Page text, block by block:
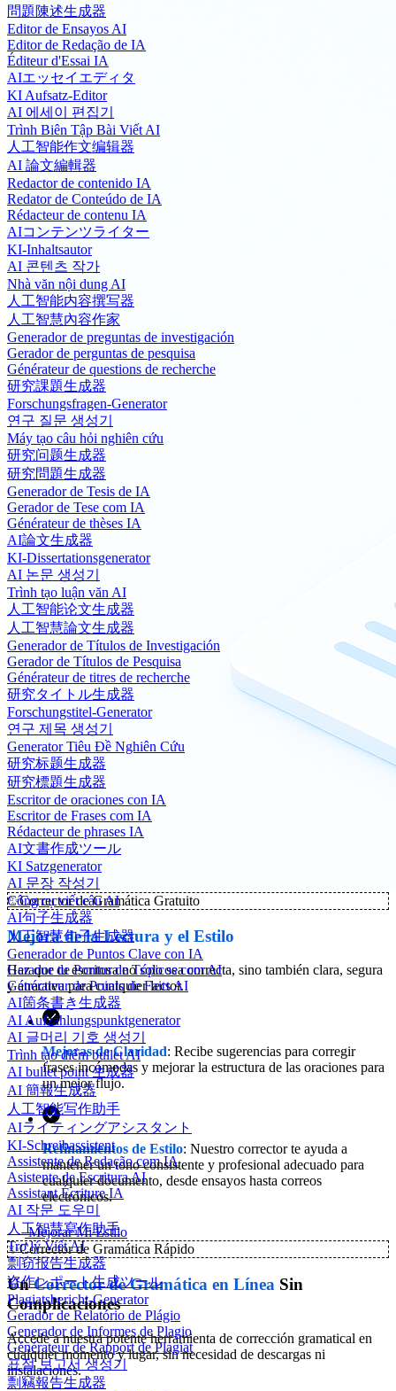
問題陳述生成器
Editor de Ensayos AI
Editor de Redação de IA
Éditeur d'Essai IA
AIエッセイエディタ
KI Aufsatz-Editor
AI 에세이 편집기
Trình Biên Tập Bài Viết AI
人工智能作文编辑器
AI 論文編輯器
Redactor de contenido IA
Redator de Conteúdo de IA
Rédacteur de contenu IA
AIコンテンツライター
KI-Inhaltsautor
AI 콘텐츠 작가
Nhà văn nội dung AI
人工智能内容撰写器
人工智慧內容作家
Generador de preguntas de investigación
Gerador de perguntas de pesquisa
Générateur de questions de recherche
研究課題生成器
Forschungsfragen-Generator
연구 질문 생성기
Máy tạo câu hỏi nghiên cứu
研究问题生成器
研究問題生成器
Generador de Tesis de IA
Gerador de Tese com IA
Générateur de thèses IA
AI論文生成器
KI-Dissertationsgenerator
AI 논문 생성기
Trình tạo luận văn AI
人工智能论文生成器
人工智慧論文生成器
Generador de Títulos de Investigación
Gerador de Títulos de Pesquisa
Générateur de titres de recherche
研究タイトル生成器
Forschungstitel-Generator
연구 제목 생성기
Generator Tiêu Đề Nghiên Cứu
研究标题生成器
研究標題生成器
Escritor de oraciones con IA
Escritor de Frases com IA
Rédacteur de phrases IA
AI文書作成ツール
KI Satzgenerator
AI 문장 작성기
Công cụ viết câu AI
AI句子生成器
人工智慧句子生成器
Generador de Puntos Clave con IA
Gerador de Pontos de Tópicos com AI
Générateur de Points de Faits AI
AI箇条書き生成器
AI Aufzählungspunktgenerator
AI 글머리 기호 생성기
Trình tạo điểm bullet AI
AI bullet point 生成器
AI 簡報生成器
人工智能写作助手
AIライティングアシスタント
KI-Schreibassistent
Assistente de Redação com IA
Asistente de Escritura AI
Assistant Écriture IA
AI 작문 도우미
人工智慧寫作助手
Trợ lý Viết AI
剽窃报告生成器
盗作レポート生成ツール
Plagiatsbericht-Generator
Gerador de Relatório de Plágio
Generador de Informes de Plagio
Générateur de Rapport de Plagiat
표절 보고서 생성기
剽竊報告生成器
✨Corrector de Gramática Gratuito
Mejora de la Lectura y el Estilo
Haz que tu escritura no solo sea correcta, sino también clara, segura
y atractiva para cualquier lector.
Mejoras de Claridad: Recibe sugerencias para corregir
frases incómodas y mejorar la estructura de las oraciones para
un mejor flujo.
Refinamientos de Estilo: Nuestro corrector te ayuda a
mantener un tono consistente y profesional adecuado para
cualquier documento, desde ensayos hasta correos
electrónicos.
Mejorar Mi Estilo
✨Corrector de Gramática Rápido
UnCorrector de Gramática en Línea Sin
Complicaciones
Accede a nuestra potente herramienta de corrección gramatical en
cualquier momento y lugar, sin necesidad de descargas ni
instalaciones.